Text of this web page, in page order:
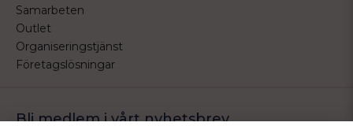
Samarbeten
Outlet
Organiseringstjänst
Företagslösningar
Bli medlem i vårt nyhetsbrev